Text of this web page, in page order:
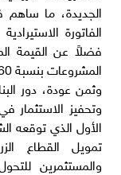
الفاتورة
فضلاً عن القيمة
المشروعات بنسبة 60%.
وثمن عودة، دور
وتحفيز الاستثمار
الأول الذي توقعه
تمويل القطاع
والمستثمرين